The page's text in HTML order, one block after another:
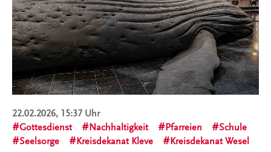
22.02.2026, 15:37 Uhr
Gottesdienst
Nachhaltigkeit Pfarreien
Schule
Seelsorge
Kreisdekanat Kleve Kreisdekanat Wesel